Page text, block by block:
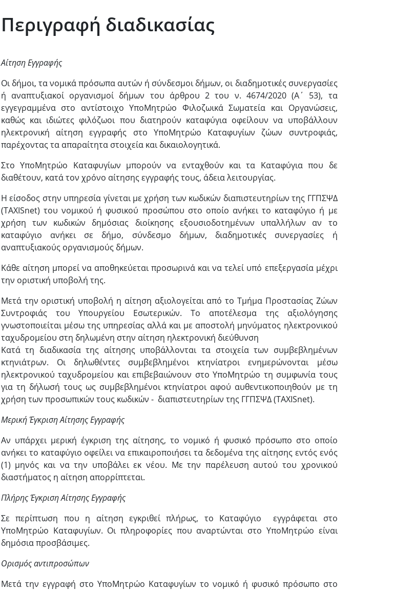
Περιγραφή διαδικασίας
Αίτηση Εγγραφής
Οι δήμοι, τα νομικά πρόσωπα αυτών ή σύνδεσμοι δήμων, οι διαδημοτικές συνεργασίες
ή αναπτυξιακοί οργανισμοί δήμων του άρθρου 2 του ν. 4674/2020 (Α΄ 53), τα
εγγεγραμμένα στο αντίστοιχο ΥποΜητρώο Φιλοζωικά Σωματεία και Οργανώσεις,
καθώς και ιδιώτες φιλόζωοι που διατηρούν καταφύγια οφείλουν να υποβάλλουν
ηλεκτρονική αίτηση εγγραφής στο ΥποΜητρώο Καταφυγίων ζώων συντροφιάς,
παρέχοντας τα απαραίτητα στοιχεία και δικαιολογητικά.
Στο ΥποΜητρώο Καταφυγίων μπορούν να ενταχθούν και τα Καταφύγια που δε
διαθέτουν, κατά τον χρόνο αίτησης εγγραφής τους, άδεια λειτουργίας.
Η είσοδος στην υπηρεσία γίνεται με χρήση των κωδικών διαπιστευτηρίων της ΓΓΠΣΨΔ
(TAXISnet) του νομικού ή φυσικού προσώπου στο οποίο ανήκει το καταφύγιο ή με
χρήση των κωδικών δημόσιας διοίκησης εξουσιοδοτημένων υπαλλήλων αν το
καταφύγιο ανήκει σε δήμο, σύνδεσμο δήμων, διαδημοτικές συνεργασίες ή
αναπτυξιακούς οργανισμούς δήμων.
Κάθε αίτηση μπορεί να αποθηκεύεται προσωρινά και να τελεί υπό επεξεργασία μέχρι
την οριστική υποβολή της.
Μετά την οριστική υποβολή η αίτηση αξιολογείται από το Τμήμα Προστασίας Ζώων
Συντροφιάς του Υπουργείου Εσωτερικών. Το αποτέλεσμα της αξιολόγησης
γνωστοποιείται μέσω της υπηρεσίας αλλά και με αποστολή μηνύματος ηλεκτρονικού
ταχυδρομείου στη δηλωμένη στην αίτηση ηλεκτρονική διεύθυνση
Κατά τη διαδικασία της αίτησης υποβάλλονται τα στοιχεία των συμβεβλημένων
κτηνιάτρων. Οι δηλωθέντες συμβεβλημένοι κτηνίατροι ενημερώνονται μέσω
ηλεκτρονικού ταχυδρομείου και επιβεβαιώνουν στο ΥποΜητρώο τη συμφωνία τους
για τη δήλωσή τους ως συμβεβλημένοι κτηνίατροι αφού αυθεντικοποιηθούν με τη
χρήση των προσωπικών τους κωδικών - διαπιστευτηρίων της ΓΓΠΣΨΔ (TAXISnet).
Μερική Έγκριση Αίτησης Εγγραφής
Αν υπάρχει μερική έγκριση της αίτησης, το νομικό ή φυσικό πρόσωπο στο οποίο
ανήκει το καταφύγιο οφείλει να επικαιροποιήσει τα δεδομένα της αίτησης εντός ενός
(1) μηνός και να την υποβάλει εκ νέου. Με την παρέλευση αυτού του χρονικού
διαστήματος η αίτηση απορρίπτεται.
Πλήρης Έγκριση Αίτησης Εγγραφής
Σε περίπτωση που η αίτηση εγκριθεί πλήρως, το Καταφύγιο εγγράφεται στο
ΥποΜητρώο Καταφυγίων. Οι πληροφορίες που αναρτώνται στο ΥποΜητρώο είναι
δημόσια προσβάσιμες.
Ορισμός αντιπροσώπων
Μετά την εγγραφή στο ΥποΜητρώο Καταφυγίων το νομικό ή φυσικό πρόσωπο στο